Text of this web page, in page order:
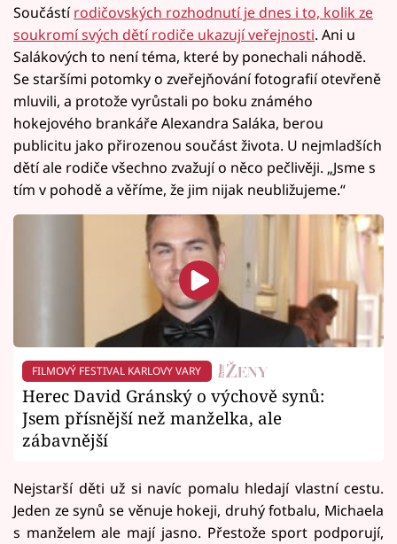
Součástírodičovských rozhodnutí je dnes i to, kolik ze
soukromí svých dětí rodiče ukazují veřejnosti. Ani u
Salákových to není téma, které by ponechali náhodě.
Se staršími potomky o zveřejňování fotografií otevřeně
mluvili, a protože vyrůstali po boku známého
hokejového brankáře Alexandra Saláka, berou
publicitu jako přirozenou součást života. U nejmladších
dětí ale rodiče všechno zvažují o něco pečlivěji. „Jsme s
tím v pohodě a věříme, že jim nijak neubližujeme.“
FILMOVÝ FESTIVAL KARLOVY VARY
Herec David Gránský o výchově synů:
Jsem přísnější než manželka, ale
zábavnější
Nejstarší děti už si navíc pomalu hledají vlastní cestu.
Jeden ze synů se věnuje hokeji, druhý fotbalu, Michaela
s manželem ale mají jasno. Přestože sport podporují,